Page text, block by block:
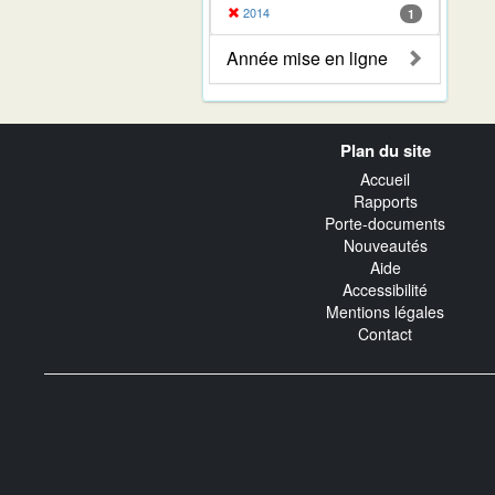
2014 1
Année mise en ligne
Plan du site
Accueil
Rapports
Porte-documents
Nouveautés
Aide
Accessibilité
Mentions légales
Contact